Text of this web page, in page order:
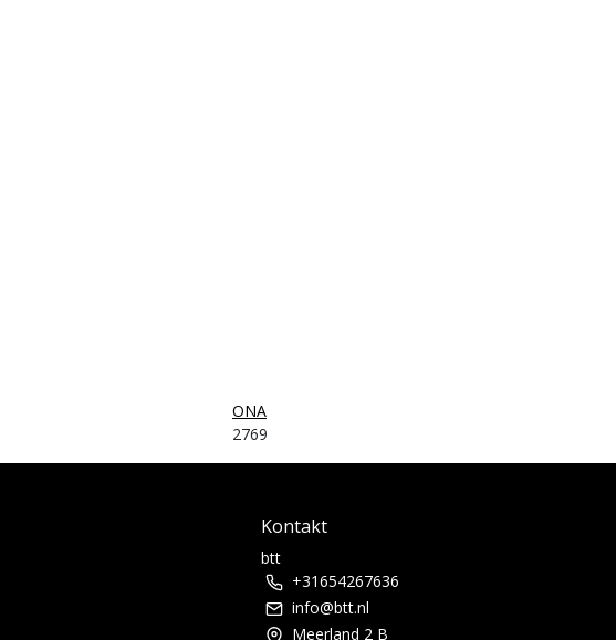
ONA
2769
Kontakt
btt
+31654267636
info@btt.nl
Meerland 2 B